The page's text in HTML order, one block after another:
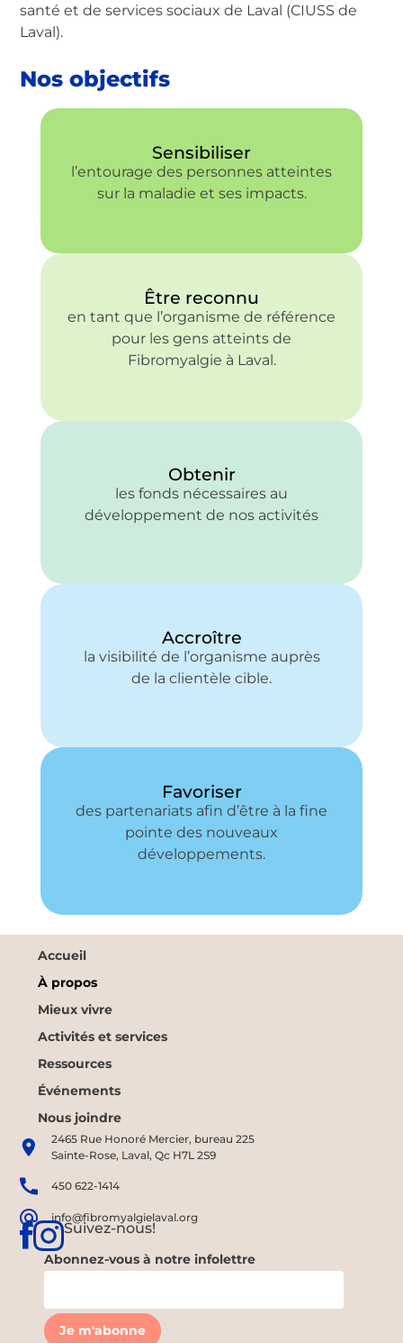
santé et de services sociaux de Laval (CIUSS de
Laval).
Nos objectifs
Sensibiliser
l’entourage des personnes atteintes
sur la maladie et ses impacts.
Être reconnu
en tant que l’organisme de référence
pour les gens atteints de
Fibromyalgie à Laval.
Obtenir
les fonds nécessaires au
développement de nos activités
Accroître
la visibilité de l’organisme auprès
de la clientèle cible.
Favoriser
des partenariats afin d’être à la fine
pointe des nouveaux
développements.
Accueil
À propos
Mieux vivre
Activités et services
Ressources
Événements
Nous joindre
2465 Rue Honoré Mercier, bureau 225
Sainte-Rose, Laval, Qc H7L 2S9
450 622-1414
info@fibromyalgielaval.org
Suivez-nous!
Abonnez-vous à notre infolettre